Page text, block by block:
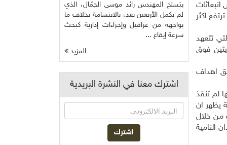
اكثر
التي تتعهد
فوق
اهداف
لم تنقذ
يظهر ان
من خلال
النامية
يتسلح المهندس رائد موسى الجمّال، الذي
لم يكمل الأربعين بعد، بالابتسامة بخلاف ما
يواجهه من عراقيل وإجراءات إدارية كبحث
سرعة إيقاع ...
المزيد
اشترك معنا في النشرة البريدية